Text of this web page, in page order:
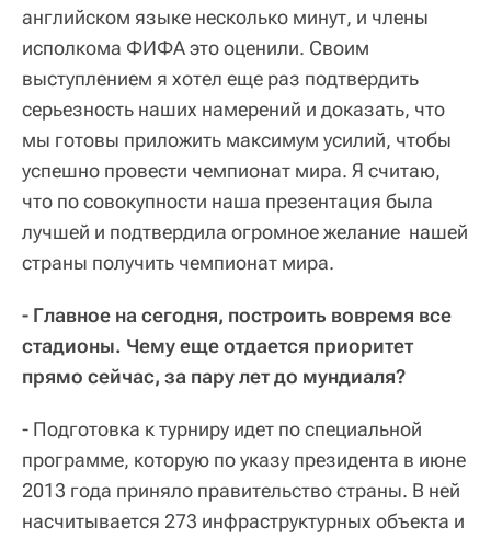
английском языке несколько минут, и члены
исполкома ФИФА это оценили. Своим
выступлением я хотел еще раз подтвердить
серьезность наших намерений и доказать, что
мы готовы приложить максимум усилий, чтобы
успешно провести чемпионат мира. Я считаю,
что по совокупности наша презентация была
лучшей и подтвердила огромное желание нашей
страны получить чемпионат мира.
- Главное на сегодня, построить вовремя все
стадионы. Чему еще отдается приоритет
прямо сейчас, за пару лет до мундиаля?
- Подготовка к турниру идет по специальной
программе, которую по указу президента в июне
2013 года приняло правительство страны. В ней
насчитывается 273 инфраструктурных объекта и